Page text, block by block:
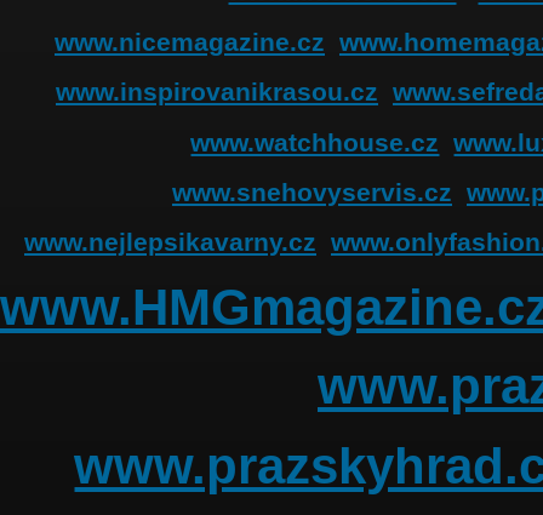
www.nicemagazine.cz
www.inspirovanikrasou.cz
www.watchhouse.cz
www.snehovyservis.cz
www.nejlepsikavarny.cz